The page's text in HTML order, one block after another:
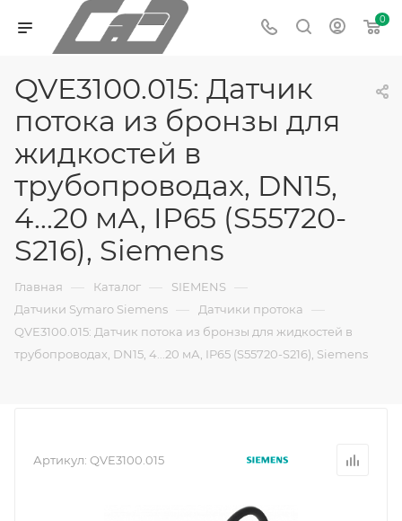
0
QVE3100.015: Датчик
потока из бронзы для
жидкостей в
трубопроводах, DN15,
4...20 мА, IP65 (S55720-
S216), Siemens
Главная — Каталог — SIEMENS —
Датчики Symaro Siemens — Датчики протока —
QVE3100.015: Датчик потока из бронзы для жидкостей в
трубопроводах, DN15, 4...20 мА, IP65 (S55720-S216), Siemens
Артикул: QVE3100.015